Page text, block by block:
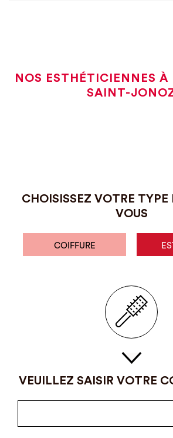
NOS ESTHÉTICIENNES
SAINT-
CHOISISSEZ VOTRE TYPE
VOUS
COIFFURE
VEUILLEZ SAISIR VOTRE